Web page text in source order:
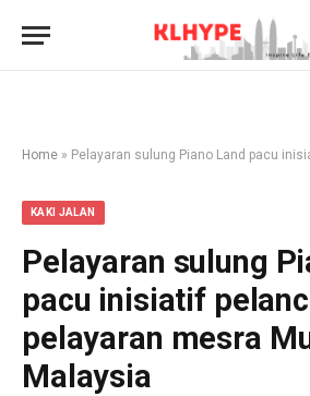
Home » Pelayaran sulung Piano Land pacu inisiatif pelancongan
KAKI JALAN
Pelayaran sulung
pacu inisiatif
pelayaran mesra
Malaysia